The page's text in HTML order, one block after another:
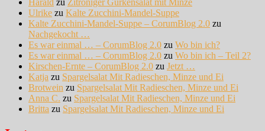
Harald zu Zitroniger Gurkensalat mit Minze
Ulrike zu Kalte Zucchini-Mandel-Suppe
Kalte Zucchini-Mandel-Suppe – CorumBlog 2.0 zu
Nachgekocht …
Es war einmal … – CorumBlog 2.0 zu Wo bin ich?
Es war einmal … – CorumBlog 2.0 zu Wo bin ich – Teil 2?
Kirschen-Ernte – CorumBlog 2.0 zu Jetzt …
Katja zu Spargelsalat Mit Radieschen, Minze und Ei
Brotwein zu Spargelsalat Mit Radieschen, Minze und Ei
Anna C. zu Spargelsalat Mit Radieschen, Minze und Ei
Britta zu Spargelsalat Mit Radieschen, Minze und Ei